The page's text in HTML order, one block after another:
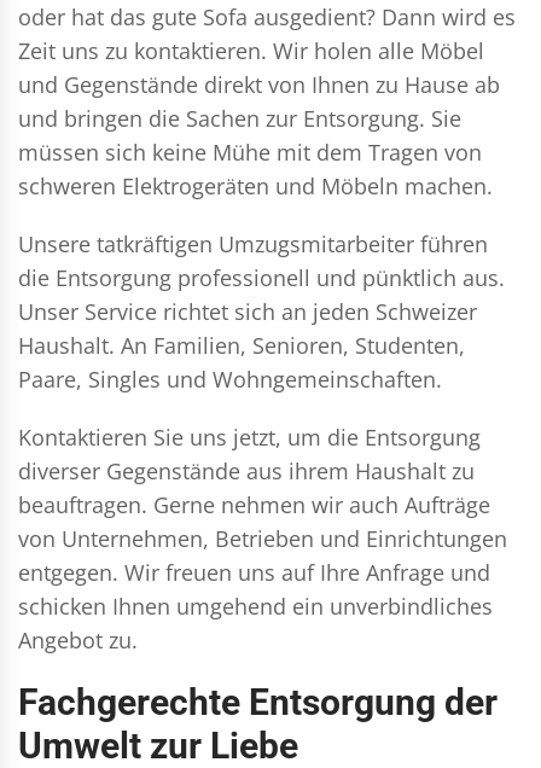
oder hat das gute Sofa ausgedient? Dann wird es
Zeit uns zu kontaktieren. Wir holen alle Möbel
und Gegenstände direkt von Ihnen zu Hause ab
und bringen die Sachen zur Entsorgung. Sie
müssen sich keine Mühe mit dem Tragen von
schweren Elektrogeräten und Möbeln machen.
Unsere tatkräftigen Umzugsmitarbeiter führen
die Entsorgung professionell und pünktlich aus.
Unser Service richtet sich an jeden Schweizer
Haushalt. An Familien, Senioren, Studenten,
Paare, Singles und Wohngemeinschaften.
Kontaktieren Sie uns jetzt, um die Entsorgung
diverser Gegenstände aus ihrem Haushalt zu
beauftragen. Gerne nehmen wir auch Aufträge
von Unternehmen, Betrieben und Einrichtungen
entgegen. Wir freuen uns auf Ihre Anfrage und
schicken Ihnen umgehend ein unverbindliches
Angebot zu.
Fachgerechte Entsorgung der
Umwelt zur Liebe